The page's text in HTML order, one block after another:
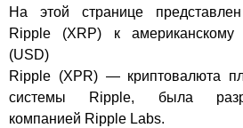
На этой странице
Ripple (XRP) к американскому
(USD)
Ripple (XPR) — криптовалюта
системы Ripple, была
компанией Ripple Labs.